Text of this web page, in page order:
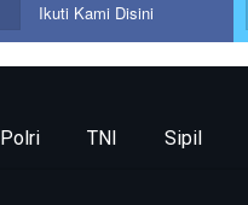
Ikuti Kami Disini
Polri TNI Sipil